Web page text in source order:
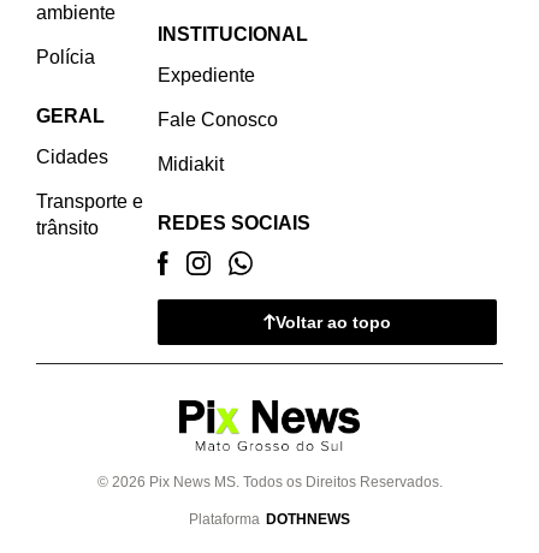
ambiente
Polícia
GERAL
Cidades
Transporte e
trânsito
INSTITUCIONAL
Expediente
Fale Conosco
Midiakit
REDES SOCIAIS
Voltar ao topo
© 2026 Pix News MS. Todos os Direitos Reservados.
Plataforma DOTHNEWS